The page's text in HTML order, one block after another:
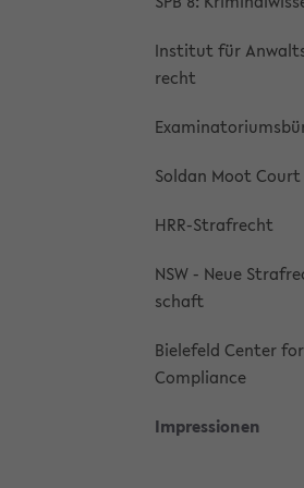
In­sti­tut für
recht
Sol­dan Moot Court
HRR-​Strafrecht
NSW - Neue
schaft
Bie­le­feld Cen­ter
Com­pli­an­ce
Im­pres­sio­nen